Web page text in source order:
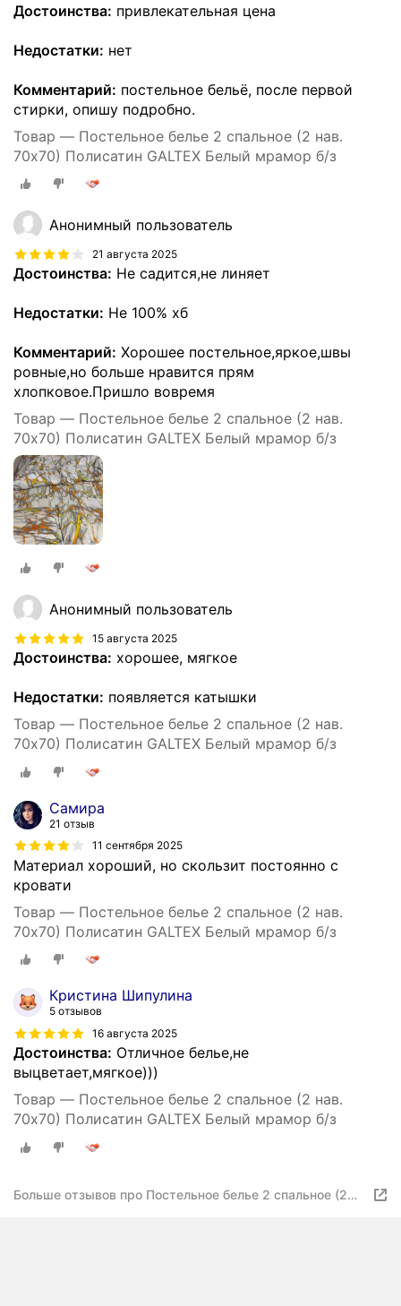
Достоинства: привлекательная цена
Недостатки: нет
Комментарий: постельное бельё, после первой
стирки, опишу подробно.
Товар — Постельное белье 2 спальное (2 нав.
70х70) Полисатин GALTEX Белый мрамор б/з
Анонимный пользователь
21 августа 2025
Достоинства: Не садится,не линяет
Недостатки: Не 100% хб
Комментарий: Хорошее постельное,яркое,швы
ровные,но больше нравится прям
хлопковое.Пришло вовремя
Товар — Постельное белье 2 спальное (2 нав.
70х70) Полисатин GALTEX Белый мрамор б/з
Анонимный пользователь
15 августа 2025
Достоинства: хорошее, мягкое
Недостатки: появляется катышки
Товар — Постельное белье 2 спальное (2 нав.
70х70) Полисатин GALTEX Белый мрамор б/з
Самира
21 отзыв
11 сентября 2025
Материал хороший, но скользит постоянно с
кровати
Товар — Постельное белье 2 спальное (2 нав.
70х70) Полисатин GALTEX Белый мрамор б/з
Кристина Шипулина
5 отзывов
16 августа 2025
Достоинства: Отличное белье,не
выцветает,мягкое)))
Товар — Постельное белье 2 спальное (2 нав.
70х70) Полисатин GALTEX Белый мрамор б/з
Больше отзывов про Постельное белье 2 спальное (2